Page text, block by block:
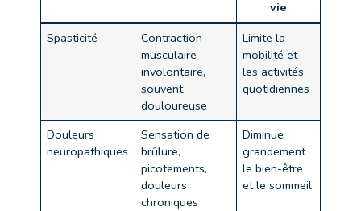
vie
Spasticité
Contraction
musculaire
involontaire,
souvent
douloureuse
Limite la
mobilité et
les activités
quotidiennes
Douleurs
neuropathiques
Sensation de
brûlure,
picotements,
douleurs
chroniques
Diminue
grandement
le bien-être
et le sommeil